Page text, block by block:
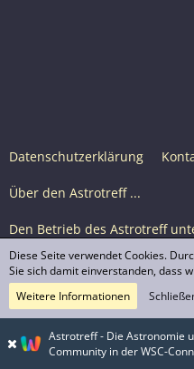
Datenschutzerklärung
Über den Astrotreff ...
Den Betrieb des Astrotreff
Nutzungsbedingungen
© Astrotreff
sofern für einzelne
Astrotreff - Die Astronomie
Community in der WSC-
Diese Seite verwendet Cookies.
Sie sich damit einverstanden, dass
Weitere Informationen